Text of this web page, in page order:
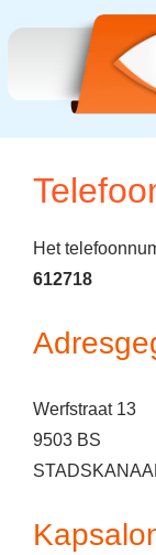
Het
612718
Werfstraat 13
9503 BS